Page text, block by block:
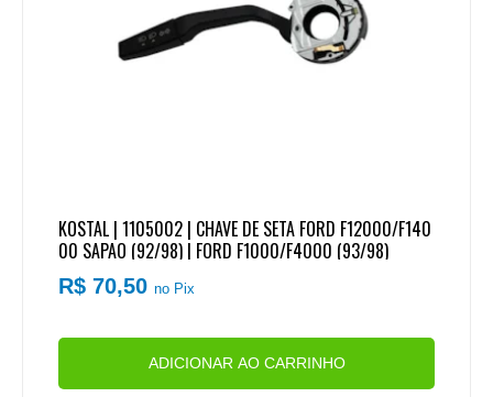
KOSTAL | 1105002 | CHAVE DE SETA FORD F12000/F140
00 SAPAO (92/98) | FORD F1000/F4000 (93/98)
R$ 70,50no Pix
ADICIONAR AO CARRINHO